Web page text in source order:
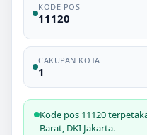
KODE POS
11120
CAKUPAN KOTA
1
Kode pos 11120
Barat, DKI Jakarta.